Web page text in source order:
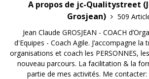
A propos de jc-Qualitystreet
Grosjean)
509
Jean Claude GROSJEAN - COACH
d'Equipes - Coach Agile. J’accompagne
organisations et coach les PERSONNES,
nouveau parcours. La facilitation & la
partie de mes activités. Me contacter: